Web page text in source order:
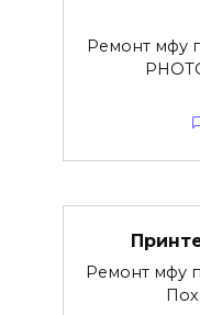
Ремонт мфу
Ремонт мфу